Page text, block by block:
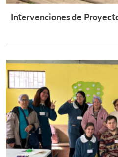
Intervenciones de